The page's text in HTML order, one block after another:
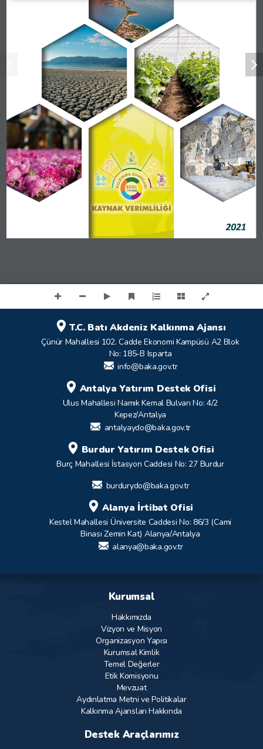
T.C. Batı Akdeniz Kalkınma Ajansı
Çünür Mahallesi 102. Cadde Ekonomi Kampüsü A2 Blok
No: 185-B Isparta
info@baka.gov.tr
Antalya Yatırım Destek Ofisi
Ulus Mahallesi Namık Kemal Bulvarı No: 4/2
Kepez/Antalya
antalyaydo@baka.gov.tr
Burdur Yatırım Destek Ofisi
Burç Mahallesi İstasyon Caddesi No: 27 Burdur
burdurydo@baka.gov.tr
Alanya İrtibat Ofisi
Kestel Mahallesi Üniversite Caddesi No: 86/3 (Cami
Binası Zemin Kat) Alanya/Antalya
alanya@baka.gov.tr
Kurumsal
Hakkımızda
Vizyon ve Misyon
Organizasyon Yapısı
Kurumsal Kimlik
Temel Değerler
Etik Komisyonu
Mevzuat
Aydınlatma Metni ve Politikalar
Kalkınma Ajansları Hakkında
Destek Araçlarımız